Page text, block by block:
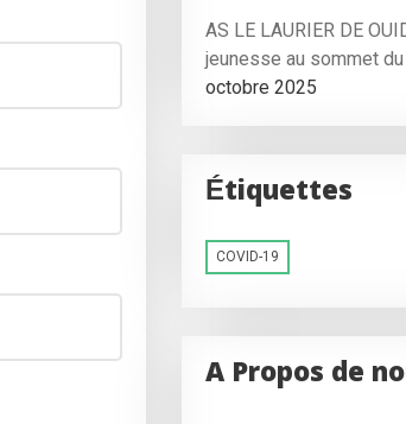
AS LE LAURIER DE
jeunesse au sommet
octobre 2025
Étiquettes
COVID-19
A Propos de